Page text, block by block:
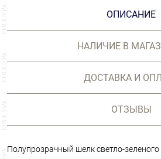
ОПИСАНИЕ
НАЛИЧИЕ В
ДОСТАВКА И
ОТЗЫВЫ
Полупрозрачный шелк светло-